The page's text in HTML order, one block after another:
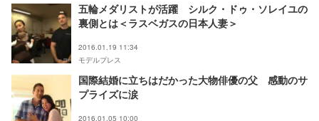
五輪メダリストが活躍 シルク・ドゥ・ソレイユの
裏側とは＜ラスベガスの日本人妻＞
2016.01.19 11:34
モデルプレス
国際結婚に立ちはだかった大物俳優の父 感動のサ
プライズに涙
2016.01.05 10:00